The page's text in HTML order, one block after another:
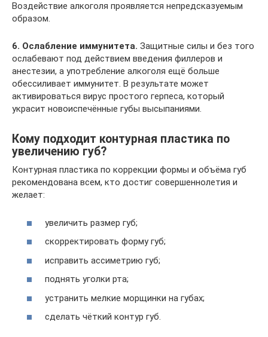
Воздействие алкоголя проявляется непредсказуемым
образом.
6. Ослабление иммунитета. Защитные силы и без того
ослабевают под действием введения филлеров и
анестезии, а употребление алкоголя ещё больше
обессиливает иммунитет. В результате может
активироваться вирус простого герпеса, который
украсит новоиспечённые губы высыпаниями.
Кому подходит контурная пластика по
увеличению губ?
Контурная пластика по коррекции формы и объёма губ
рекомендована всем, кто достиг совершеннолетия и
желает:
увеличить размер губ;
скорректировать форму губ;
исправить ассиметрию губ;
поднять уголки рта;
устранить мелкие морщинки на губах;
сделать чёткий контур губ.